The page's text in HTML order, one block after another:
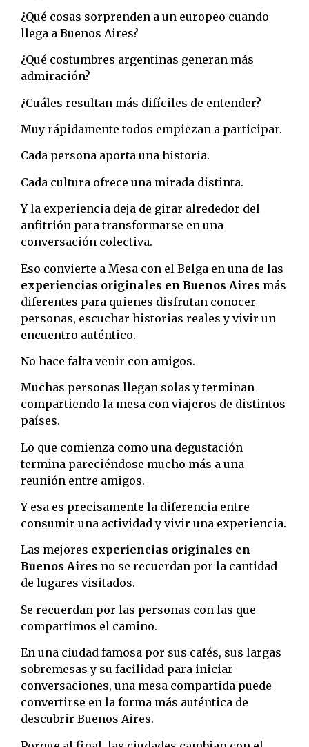
¿Qué cosas sorprenden a un europeo cuando
llega a Buenos Aires?
¿Qué costumbres argentinas generan más
admiración?
¿Cuáles resultan más difíciles de entender?
Muy rápidamente todos empiezan a participar.
Cada persona aporta una historia.
Cada cultura ofrece una mirada distinta.
Y la experiencia deja de girar alrededor del
anfitrión para transformarse en una
conversación colectiva.
Eso convierte a Mesa con el Belga en una de las
experiencias originales en Buenos Aires más
diferentes para quienes disfrutan conocer
personas, escuchar historias reales y vivir un
encuentro auténtico.
No hace falta venir con amigos.
Muchas personas llegan solas y terminan
compartiendo la mesa con viajeros de distintos
países.
Lo que comienza como una degustación
termina pareciéndose mucho más a una
reunión entre amigos.
Y esa es precisamente la diferencia entre
consumir una actividad y vivir una experiencia.
Las mejores experiencias originales en
Buenos Aires no se recuerdan por la cantidad
de lugares visitados.
Se recuerdan por las personas con las que
compartimos el camino.
En una ciudad famosa por sus cafés, sus largas
sobremesas y su facilidad para iniciar
conversaciones, una mesa compartida puede
convertirse en la forma más auténtica de
descubrir Buenos Aires.